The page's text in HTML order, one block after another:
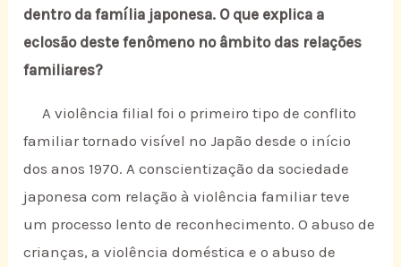
dentro da família japonesa. O que explica a
eclosão deste fenômeno no âmbito das relações
familiares?
A violência filial foi o primeiro tipo de conflito
familiar tornado visível no Japão desde o início
dos anos 1970. A conscientização da sociedade
japonesa com relação à violência familiar teve
um processo lento de reconhecimento. O abuso de
crianças, a violência doméstica e o abuso de